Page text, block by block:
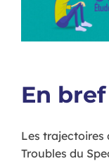
En bref
Les trajectoires
Troubles du